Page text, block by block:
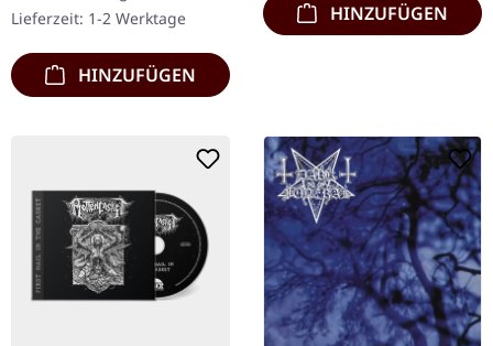
Nocte…
Lieferzeit: 1-2 Werktage
HINZUFÜGEN
HINZUFÜGEN